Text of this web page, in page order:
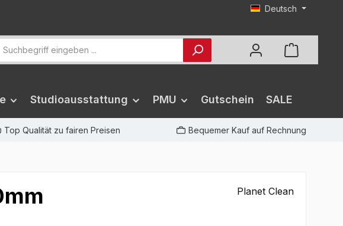
Deutsch
Studioausstattung PMU Gutschein SALE
Top Qualität zu fairen Preisen Bequemer Kauf auf Rechnung
Planet Clean